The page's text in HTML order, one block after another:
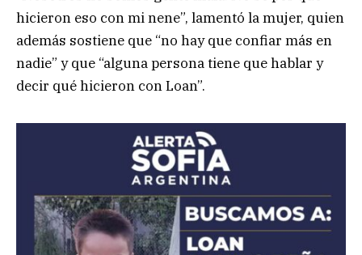
hicieron eso con mi nene”, lamentó la mujer, quien
además sostiene que “no hay que confiar más en
nadie” y que “alguna persona tiene que hablar y
decir qué hicieron con Loan”.